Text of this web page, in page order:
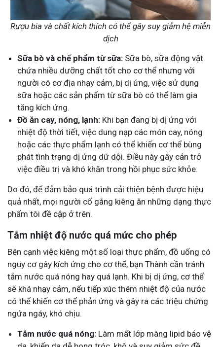
Rượu bia và chất kích thích có thể gây suy giảm hệ miễn
dịch
Sữa bò và chế phẩm từ sữa: Sữa bò, sữa động vật
chứa nhiều dưỡng chất tốt cho cơ thể nhưng với
người có cơ địa nhạy cảm, bị dị ứng, việc sử dụng
sữa hoặc các sản phẩm từ sữa bò có thể làm gia
tăng kích ứng.
Đồ ăn cay, nóng, lạnh: Khi bạn đang bị dị ứng với
nhiệt độ thời tiết, việc dung nạp các món cay, nóng
hoặc các thực phẩm lạnh có thể khiến cơ thể bùng
phát tình trạng dị ứng dữ dội. Điều này gây cản trở
việc điều trị và khó khăn trong hồi phục sức khỏe.
Do đó, để đảm bảo quá trình cải thiện bệnh được hiệu
quả nhất, mọi người cố gắng kiêng ăn những dạng thực
phẩm tôi đề cập ở trên.
Tắm nhiệt độ nước quá mức cho phép
Bên cạnh việc kiêng một số loại thực phẩm, đồ uống có
nguy cơ gây kích ứng cho cơ thể, bạn Thành cần tránh
tắm nước quá nóng hay quá lạnh. Khi bị dị ứng, cơ thể
sẽ khá nhạy cảm, nếu tiếp xúc thêm nhiệt độ của nước
có thể khiến cơ thể phản ứng và gây ra các triệu chứng
ngứa ngáy, khó chịu.
Tắm nước quá nóng: Làm mất lớp màng lipid bảo vệ